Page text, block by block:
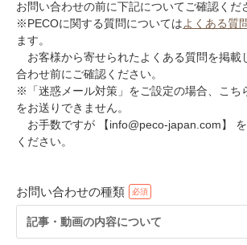
お問い合わせの前に下記についてご確認くだ
※PECOに関する質問についてはよくある質
ます。
お客様から寄せられたよくある質問を掲載
合わせ前にご確認ください。
※「迷惑メール対策」をご設定の場合、こち
をお送りできません。
お手数ですが 【info@peco-japan.com】
ください。
お問い合わせの種類
記事・動画の内容について